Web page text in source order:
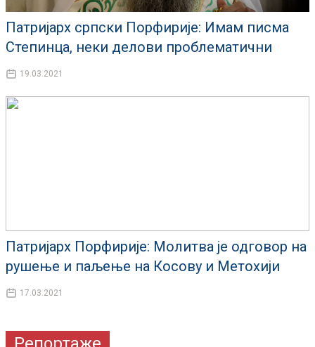
Патријарх српски Порфирије: Имам писма
Степинца, неки делови проблематични
19.03.2021
Патријарх Порфирије: Молитва је одговор на
рушење и паљење на Косову и Метохији
17.03.2021